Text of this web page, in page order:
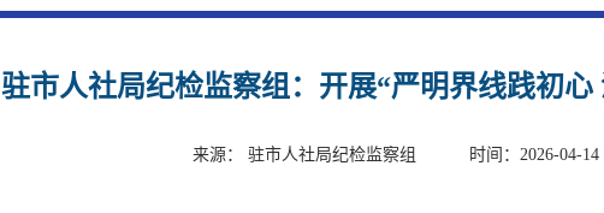
驻市人社局纪检监察组：开展“严明界线践初
来源： 驻市人社局纪检监察组 时间：2026-04-14